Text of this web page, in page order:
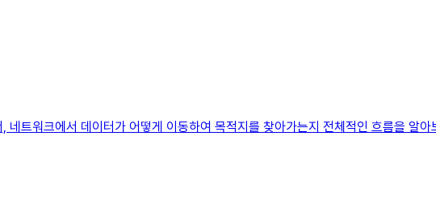
트워크에서 데이터가 어떻게 이동하여 목적지를 찾아가는지 전체적인 흐름을 알